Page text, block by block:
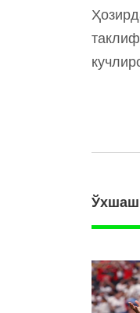
Ўхшаш